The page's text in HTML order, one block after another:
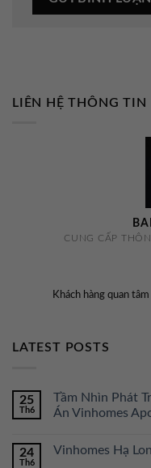
LIÊN HỆ THÔNG TIN
CUNG CẤP
Khách hàng quan
LATEST POSTS
25
Th6
Tầm Nhìn Phát
Án Vinhomes
24
Th6
Vinhomes Hạ